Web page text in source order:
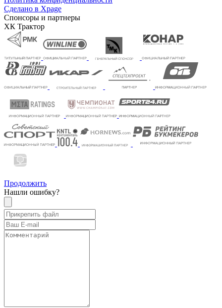
Сделано в Xpage
Спонсоры и партнеры
ХК Трактор
Продолжить
Нашли ошибку?